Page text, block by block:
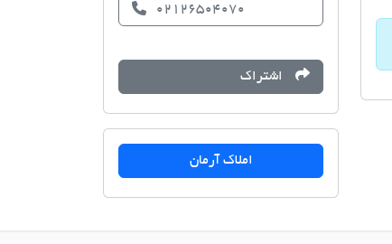
02126504070
اشتراک
املاک آرمان